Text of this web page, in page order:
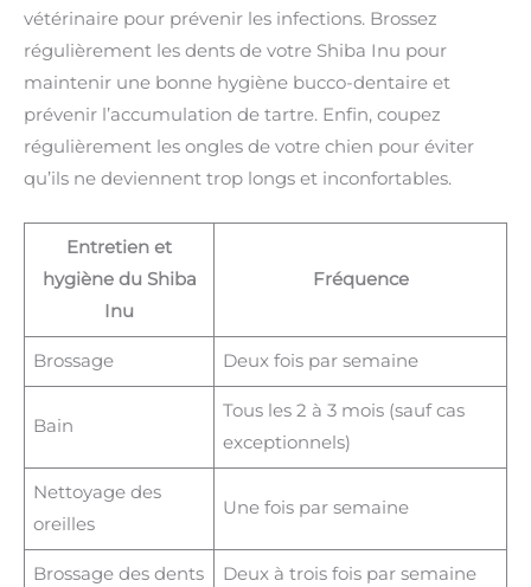
vétérinaire pour prévenir les infections. Brossez
régulièrement les dents de votre Shiba Inu pour
maintenir une bonne hygiène bucco-dentaire et
prévenir l’accumulation de tartre. Enfin, coupez
régulièrement les ongles de votre chien pour éviter
qu’ils ne deviennent trop longs et inconfortables.
Entretien et
hygiène du Shiba
Inu
Fréquence
Brossage Deux fois par semaine
Bain
Tous les 2 à 3 mois (sauf cas
exceptionnels)
Nettoyage des
oreilles
Une fois par semaine
Brossage des dents Deux à trois fois par semaine